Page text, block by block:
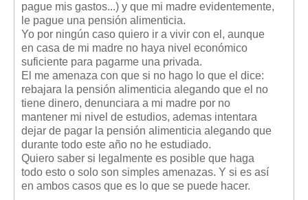
pague mis gastos...) y que mi madre evidentemente,
le pague una pensión alimenticia.
Yo por ningún caso quiero ir a vivir con el, aunque
en casa de mi madre no haya nivel económico
suficiente para pagarme una privada.
El me amenaza con que si no hago lo que el dice:
rebajara la pensión alimenticia alegando que el no
tiene dinero, denunciara a mi madre por no
mantener mi nivel de estudios, ademas intentara
dejar de pagar la pensión alimenticia alegando que
durante todo este año no he estudiado.
Quiero saber si legalmente es posible que haga
todo esto o solo son simples amenazas. Y si es así
en ambos casos que es lo que se puede hacer.